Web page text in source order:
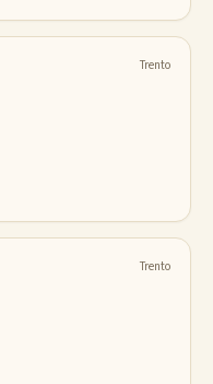
Trento
Trento